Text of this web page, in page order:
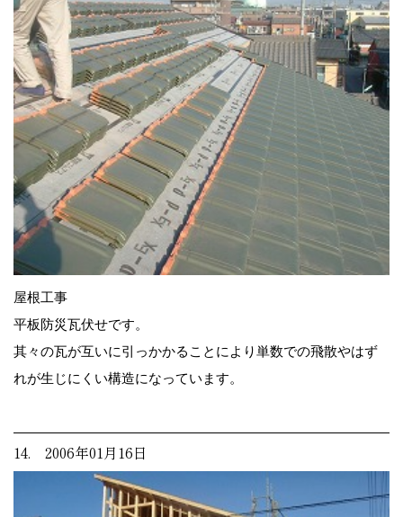
屋根工事
平板防災瓦伏せです。
其々の瓦が互いに引っかかることにより単数での飛散やはず
れが生じにくい構造になっています。
14. 2006年01月16日